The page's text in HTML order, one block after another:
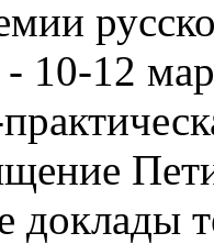
10-12
доклады